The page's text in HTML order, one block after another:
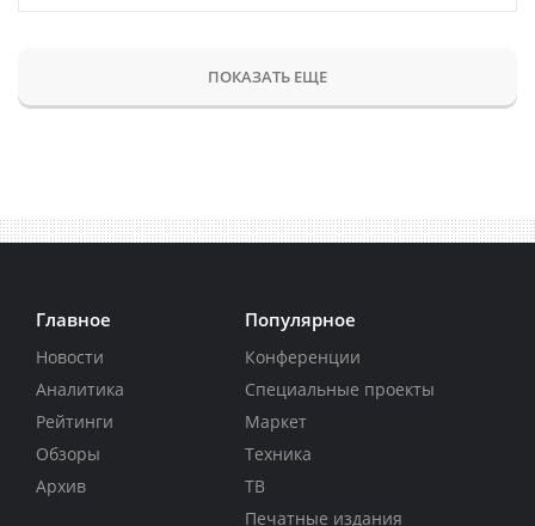
ПОКАЗАТЬ ЕЩЕ
Главное
Новости
Аналитика
Рейтинги
Обзоры
Архив
Популярное
Конференции
Специальные проекты
Маркет
Техника
ТВ
Печатные издания